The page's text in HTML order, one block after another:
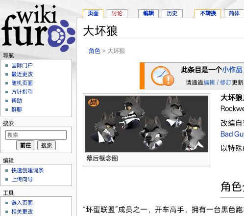
大坏狼
角色 > 大坏狼
此条目是一个小作品
请通過編輯 / 修訂更
幕后概念图
大坏狼
改编
Bad
以特
角
“坏蛋联盟”成员之一，开车高手，拥有一台黑色
页面 讨论 编辑 历史 不转换 简体
导航
国际门户
最近更改
随机页面
方针指引
帮助
群聊
搜索
编辑
快速创建词条
上传向导
工具
链入页面
相关更改